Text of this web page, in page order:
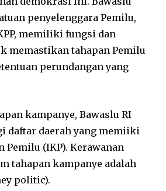
penyelenggara Pemilu,
memiliki fungsi dan
memastikan tahapan Pemilu
perundangan yang
kampanye, Bawaslu RI
daftar daerah yang memiiki
Pemilu (IKP). Kerawanan
tahapan kampanye adalah
politic).